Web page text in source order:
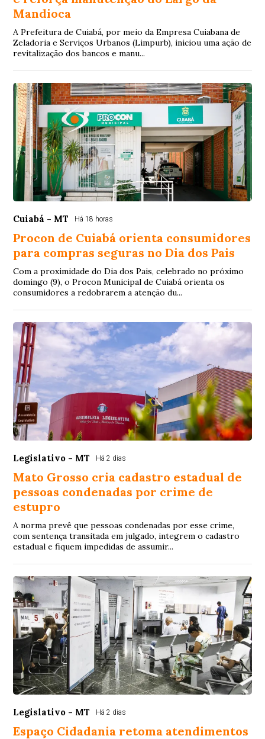
Mandioca
A Prefeitura de Cuiabá, por meio da Empresa Cuiabana de
Zeladoria e Serviços Urbanos (Limpurb), iniciou uma ação de
revitalização dos bancos e manu...
Cuiabá - MT Há 18 horas
Procon de Cuiabá orienta consumidores
para compras seguras no Dia dos Pais
Com a proximidade do Dia dos Pais, celebrado no próximo
domingo (9), o Procon Municipal de Cuiabá orienta os
consumidores a redobrarem a atenção du...
Legislativo - MT Há 2 dias
Mato Grosso cria cadastro estadual de
pessoas condenadas por crime de
estupro
A norma prevê que pessoas condenadas por esse crime,
com sentença transitada em julgado, integrem o cadastro
estadual e fiquem impedidas de assumir...
Legislativo - MT Há 2 dias
Espaço Cidadania retoma atendimentos